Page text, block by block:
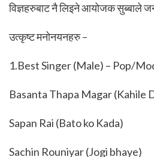
विज्ञहरुबाट नै लिइने आयोजक सुब्बाले
उत्कृष्ट मनोनयनहरु –
1.Best Singer (Male) – Pop/
Basanta Thapa Magar (Kahile
Sapan Rai (Bato ko Kada)
Sachin Rouniyar (Jogi bhaye)